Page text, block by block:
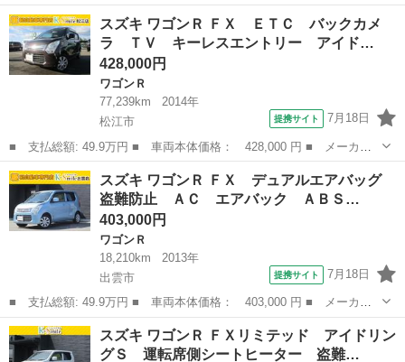
名： スズキ ■ 車種名： ワゴンＲ ■ グレード名： ＦＸリミテ
ッド ４ＷＤ スマートキー 電動格納ミラー シートヒーター ベ
ンチシート ...
岡山 岡山市 ワゴンＲ
スズキ ワゴンＲ ＦＸ ＥＴＣ バックカメ
ラ ＴＶ キーレスエントリー アイド…
428,000円
ワゴンＲ
77,239km
2014年
松江市
提携サイト 7月18日
■ 支払総額: 49.9万円 ■ 車両本体価格： 428,000 円 ■ メーカー
名： スズキ ■ 車種名： ワゴンＲ ■ グレード名： ＦＸ ＥＴ
Ｃ バックカメラ ＴＶ キーレスエントリー アイドリングストッ
プ 電動格納...
島根 松江市 ワゴンＲ
スズキ ワゴンＲ ＦＸ デュアルエアバッグ
盗難防止 ＡＣ エアバック ＡＢＳ…
403,000円
ワゴンＲ
18,210km
2013年
出雲市
提携サイト 7月18日
■ 支払総額: 49.9万円 ■ 車両本体価格： 403,000 円 ■ メーカー
名： スズキ ■ 車種名： ワゴンＲ ■ グレード名： ＦＸ デュ
アルエアバッグ 盗難防止 ＡＣ エアバック ＡＢＳ パワーウィ
ンド 衝突安...
島根 出雲市 ワゴンＲ
スズキ ワゴンＲ ＦＸリミテッド アイドリン
グＳ 運転席側シートヒーター 盗難…